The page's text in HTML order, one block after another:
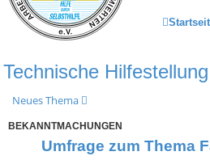
Technische
Neues Thema
BEKANNTMACHUNGEN
Umfrage zum Thema